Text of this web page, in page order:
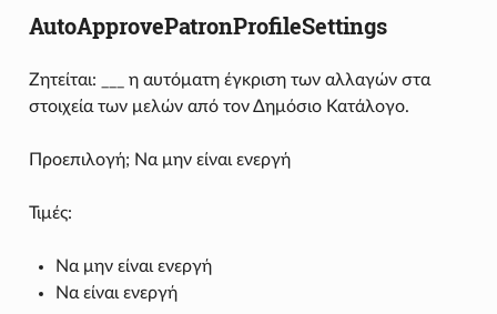
AutoApprovePatronProfileSettings
Ζητείται: ___ η αυτόματη έγκριση των αλλαγών στα
στοιχεία των μελών από τον Δημόσιο Κατάλογο.
Προεπιλογή; Να μην είναι ενεργή
Τιμές:
Να μην είναι ενεργή
Να είναι ενεργή